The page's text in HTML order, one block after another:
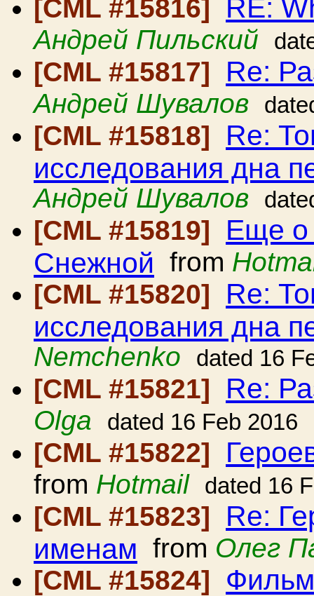
[CML #15816] RE:
Андрей Пильский
[CML #15817] Re:
Андрей Шувалов
[CML #15818] Re:
исследования дна
Андрей Шувалов
[CML #15819] Еще о
Снежной from
[CML #15820]
Re:
исследования дна
Nemchenko
dated 16
[CML #15821] Re:
Olga dated 16 Feb 2016
[CML #15822]
from Hotmail dated 16
[CML #15823] Re:
именам from Олег
[CML #15824]